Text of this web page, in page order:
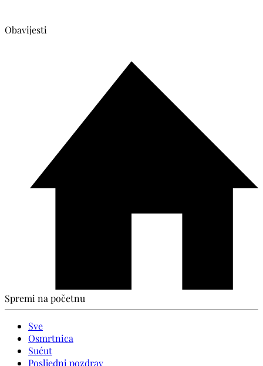
Obavijesti
Spremi na početnu
Sve
Osmrtnica
Sućut
Posljedni pozdrav